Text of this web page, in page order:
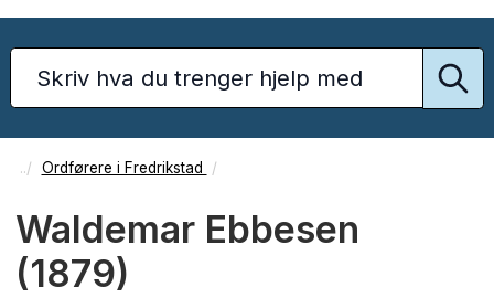
Ordførere i Fredrikstad
Waldemar Ebbesen
(1879)